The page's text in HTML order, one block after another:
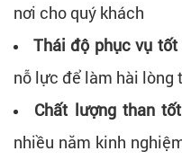
nơi cho quý khách
Thái độ phục vụ tốt
nỗ lực để làm hài lòng
Chất lượng than
nhiều năm kinh